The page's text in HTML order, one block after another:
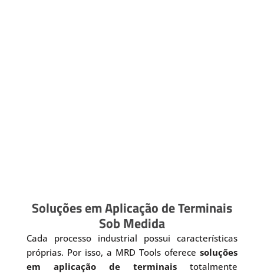
Soluções em Aplicação de Terminais
Sob Medida
Cada processo industrial possui características
próprias. Por isso, a MRD Tools oferecesoluções
em aplicação de terminais totalmente